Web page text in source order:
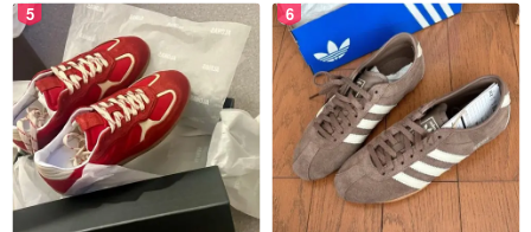
5 6